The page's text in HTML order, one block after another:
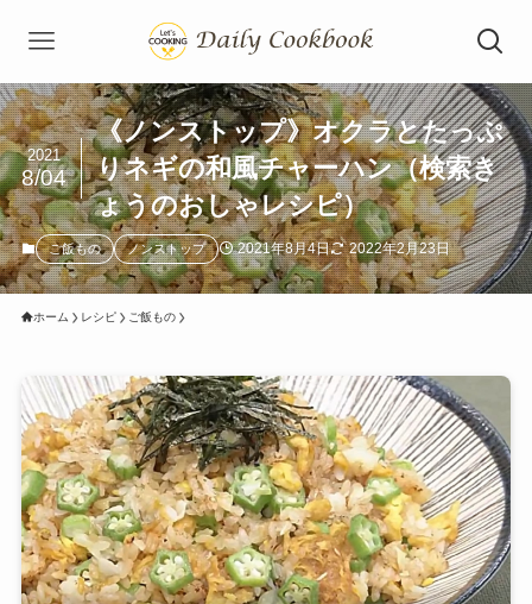
《ノンストップ》オクラとたっぷ
りネギの和風チャーハン（検索き
ょうのおしゃレシピ）
2021
8/04
ご飯もの ノンストップ 2021年8月4日 2022年2月23日
ホーム レシピ ご飯もの